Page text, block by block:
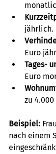
jährlich.
Euro
Tages-
Euro
zu 4.000
Beispiel:
nach einem